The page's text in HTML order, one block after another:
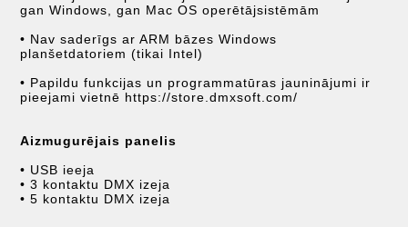
gan Windows, gan Mac OS operētājsistēmām
• Nav saderīgs ar ARM bāzes Windows
planšetdatoriem (tikai Intel)
• Papildu funkcijas un programmatūras jauninājumi ir
pieejami vietnē https://store.dmxsoft.com/
Aizmugurējais panelis
• USB ieeja
• 3 kontaktu DMX izeja
• 5 kontaktu DMX izeja